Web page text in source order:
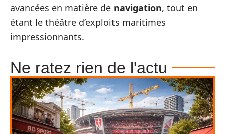
avancées en matière de navigation, tout en
étant le théâtre d’exploits maritimes
impressionnants.
Ne ratez rien de l'actu